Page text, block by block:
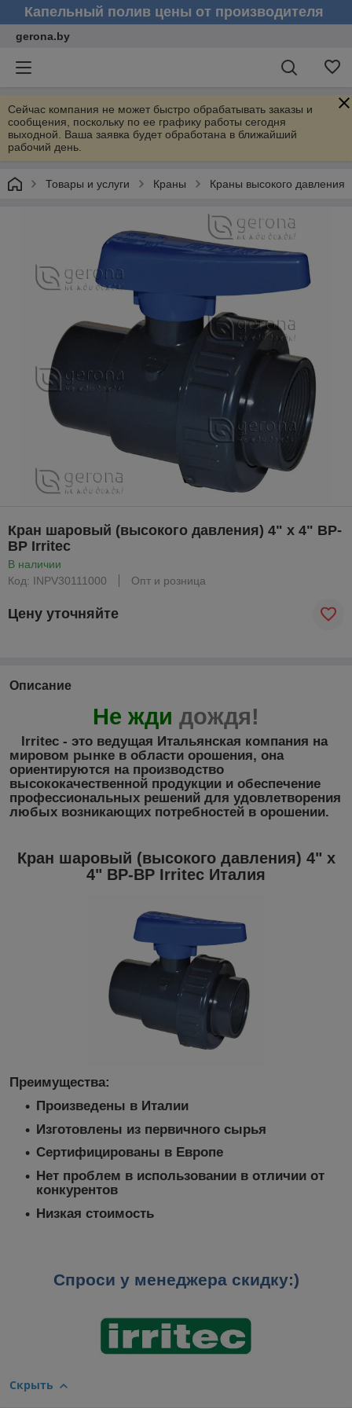
Капельный полив цены от производителя
gerona.by
Сейчас компания не может быстро обрабатывать заказы и
сообщения, поскольку по ее графику работы сегодня
выходной. Ваша заявка будет обработана в ближайший
рабочий день.
Товары и услуги Краны Краны высокого давления
Кран шаровый (высокого давления) 4" х 4" ВР-
ВР Irritec
В наличии
Код: INPV30111000
Опт и розница
Цену уточняйте
Описание
Не жди дождя!
Irritec - это ведущая Итальянская компания на
мировом рынке в области орошения, она
ориентируются на производство
высококачественной продукции и обеспечение
профессиональных решений для удовлетворения
любых возникающих потребностей в орошении.
Кран шаровый (высокого давления) 4" х
4" ВР-ВР Irritec Италия
Преимущества:
Произведены в Италии
Изготовлены из первичного сырья
Сертифицированы в Европе
Нет проблем в использовании в отличии от
конкурентов
Низкая стоимость
Спроси у менеджера скидку:)
Скрыть